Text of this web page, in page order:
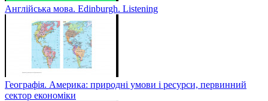
Англійська мова. Edinburgh. Listening
Географія. Америка: природні умови і ресурси, первинний
сектор економіки